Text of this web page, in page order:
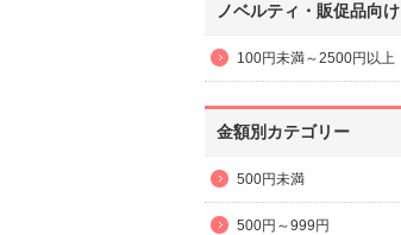
ノベルティ・販促品向け
100円未満～2500円以上
金額別カテゴリー
500円未満
500円～999円